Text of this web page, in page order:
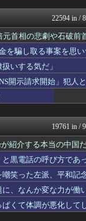
アルファル
みそパン
VTuberNews
けおけお速
韓国ニュー
ニチカン！
お～い！お宝
カンダタ速
国難にあっ
軍事・ミリ
もきゅ速
理想ちゃん
アニメつぶ
もえるあじ
VIPPER速報
ラビット速
22594 in /
首相の悲劇や石破前
を騙し取る事案を思
いする気だ」
開示請求開始」犯人
19761 in /
紹介する本当の中国
と黒電話の呼び方で
笑った左派、平和記
に、なんか変な力が
ぱくて体調が悪化し